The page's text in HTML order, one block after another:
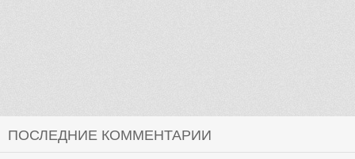
ПОСЛЕДНИЕ КОММЕНТАРИИ